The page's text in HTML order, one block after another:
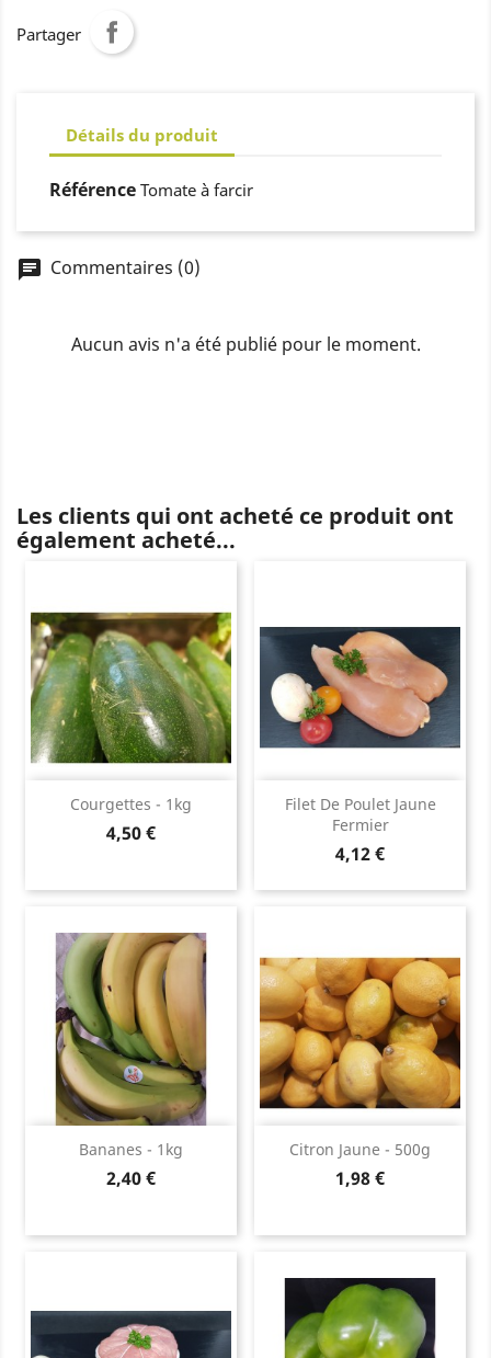
Partager
Détails du produit
Référence Tomate à farcir
chat Commentaires (0)
Aucun avis n'a été publié pour le moment.
Les clients qui ont acheté ce produit ont
également acheté...
Courgettes - 1kg
Prix
4,50 €
Filet De Poulet Jaune
Fermier
Prix
4,12 €
Bananes - 1kg
Prix
2,40 €
Citron Jaune - 500g
Prix
1,98 €